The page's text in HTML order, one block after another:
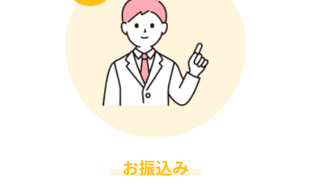
お振込み